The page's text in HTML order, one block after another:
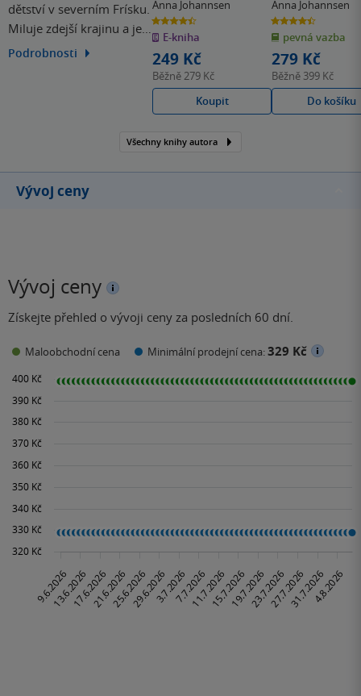
dětství v severním Frísku.
Miluje zdejší krajinu a její
obyvatele, blízké jsou jí
Podrobnosti
Anna Johannsen
4.4
z
5
hvězdiček
E-kniha
249 Kč
Běžně279 Kč
Koupit
Anna Johannsen
4.4
z
5
hvězdiček
pevná vazba
279 Kč
Běžně 399 Kč
Do košíku
Všechny knihy autora
Vývoj ceny
Vývoj ceny
Získejte přehled o vývoji ceny za posledních 60 dní.
Maloobchodní cena Minimální prodejní cena:329 Kč